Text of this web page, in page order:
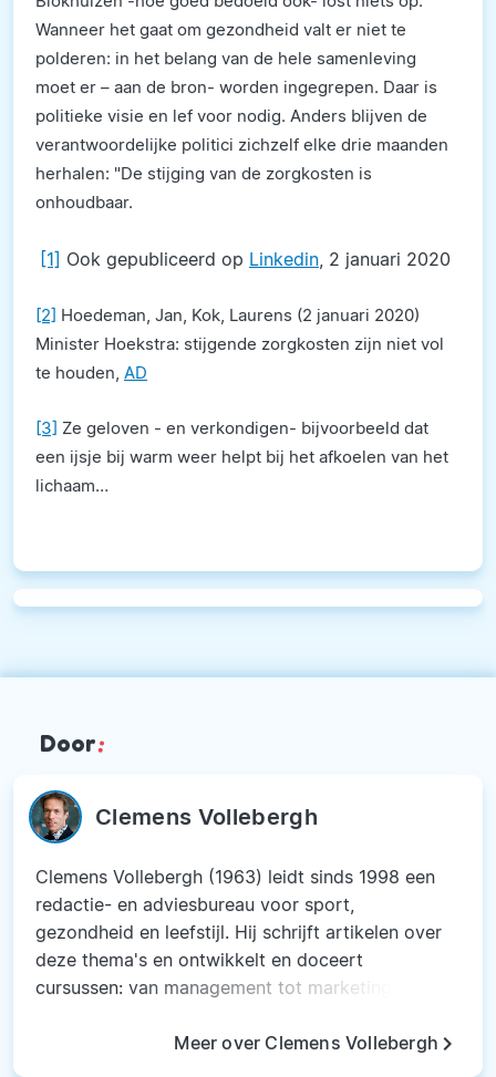
Wanneer het gaat om gezondheid valt er niet te
polderen: in het belang van de hele samenleving
moet er – aan de bron- worden ingegrepen. Daar is
politieke visie en lef voor nodig. Anders blijven de
verantwoordelijke politici zichzelf elke drie maanden
herhalen: "De stijging van de zorgkosten is
onhoudbaar.
[1] Ook gepubliceerd op Linkedin , 2 januari 2020
[2] Hoedeman, Jan, Kok, Laurens (2 januari 2020)
Minister Hoekstra: stijgende zorgkosten zijn niet vol
te houden, AD
[3] Ze geloven - en verkondigen- bijvoorbeeld dat
een ijsje bij warm weer helpt bij het afkoelen van het
lichaam…
Door:
Clemens Vollebergh
Clemens Vollebergh (1963) leidt sinds 1998 een
redactie- en adviesbureau voor sport,
gezondheid en leefstijl. Hij schrijft artikelen over
deze thema's en ontwikkelt en doceert
cursussen: van management tot marketing, van
sportpsychologie en Gezonde leefstijl. Na het
Meer over Clemens Volleberghkeyboard_arrow_right